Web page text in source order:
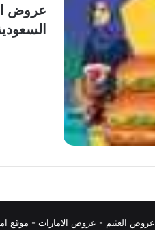
السعودية
عروض العثيم - عروض الامارات - موقع